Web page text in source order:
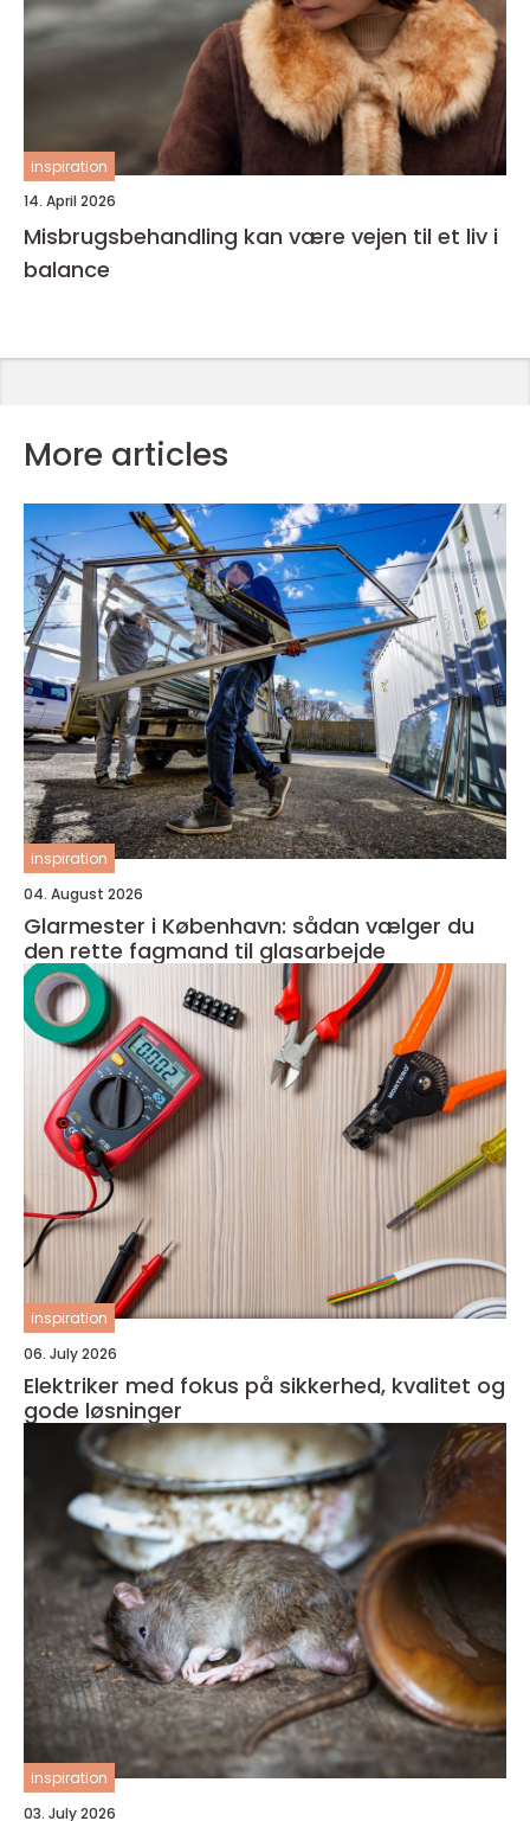
inspiration
14. April 2026
Misbrugsbehandling kan være vejen til et liv i
balance
More articles
inspiration
04. August 2026
Glarmester i København: sådan vælger du
den rette fagmand til glasarbejde
inspiration
06. July 2026
Elektriker med fokus på sikkerhed, kvalitet og
gode løsninger
inspiration
03. July 2026